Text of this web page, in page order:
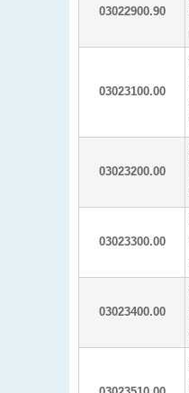
03022900.90
03023100.00
03023200.00
03023300.00
03023400.00